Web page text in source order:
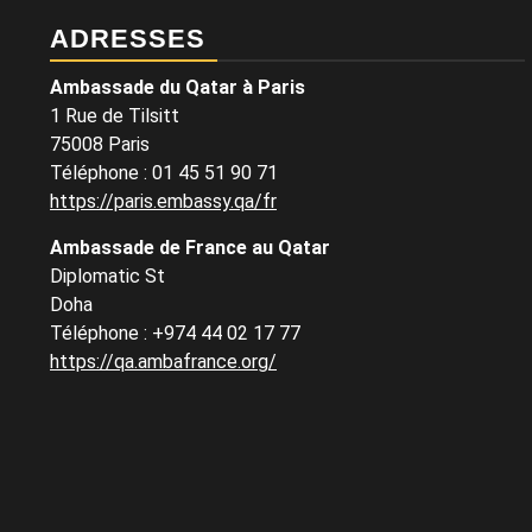
ADRESSES
Ambassade du Qatar à Paris
1 Rue de Tilsitt
75008 Paris
Téléphone : 01 45 51 90 71
https://paris.embassy.qa/fr
Ambassade de France au Qatar
Diplomatic St
Doha
Téléphone : +974 44 02 17 77
https://qa.ambafrance.org/